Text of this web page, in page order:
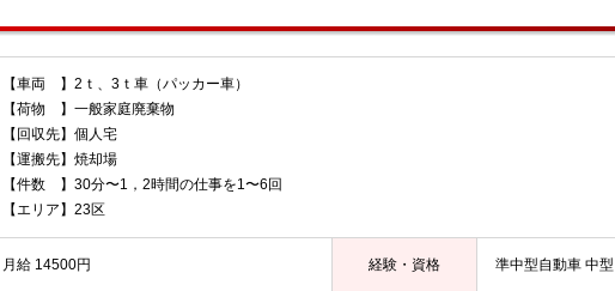
【車両 】2ｔ、3ｔ車（パッカー車）
【荷物 】一般家庭廃棄物
【回収先】個人宅
【運搬先】焼却場
【件数 】30分〜1，2時間の仕事を1〜6回
【エリア】23区
月給 14500円 経験・資格 準中型自動車 中型